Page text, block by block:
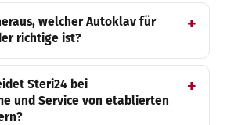
welcher Autoklav für
richtige ist?
Steri24 bei
und Service von etablierten